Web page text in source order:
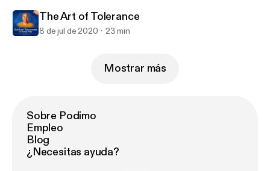
The Art of Tolerance
8 de jul de 2020 23 min
Mostrar más
Sobre Podimo
Empleo
Blog
¿Necesitas ayuda?